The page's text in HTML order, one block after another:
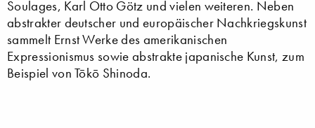
Soulages, Karl Otto Götz und vielen weiteren. Neben
abstrakter deutscher und europäischer Nachkriegskunst
sammelt Ernst Werke des amerikanischen
Expressionismus sowie abstrakte japanische Kunst, zum
Beispiel von Tōkō Shinoda.